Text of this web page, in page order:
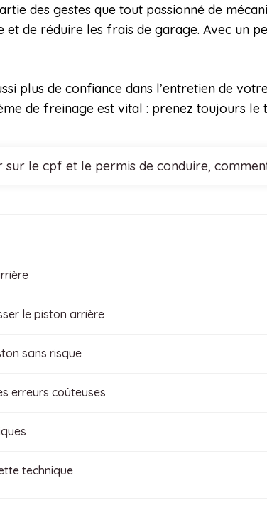
des gestes que tout passionné de
de réduire les frais de garage. Avec un
plus de confiance dans l’entretien de
de freinage est vital : prenez toujours
sur le cpf et le permis de conduire,
le piston arrière
sans risque
erreurs coûteuses
technique